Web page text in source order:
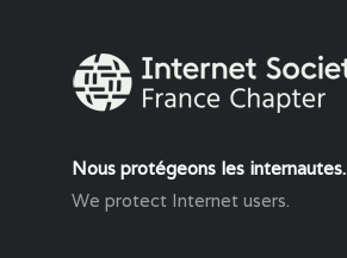
Nous protégeons les internautes.
We protect Internet users.